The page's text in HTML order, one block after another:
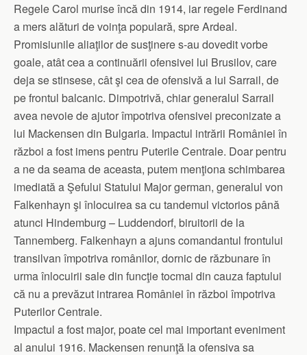
Regele Carol murise încă din 1914, iar regele Ferdinand
a mers alături de voinţa populară, spre Ardeal.
Promisiunile aliaţilor de susţinere s-au dovedit vorbe
goale, atât cea a continuării ofensivei lui Brusilov, care
deja se stinsese, cât şi cea de ofensivă a lui Sarrail, de
pe frontul balcanic. Dimpotrivă, chiar generalul Sarrail
avea nevoie de ajutor împotriva ofensivei preconizate a
lui Mackensen din Bulgaria. Impactul intrării României în
război a fost imens pentru Puterile Centrale. Doar pentru
a ne da seama de aceasta, putem menţiona schimbarea
imediată a Şefului Statului Major german, generalul von
Falkenhayn şi înlocuirea sa cu tandemul victorios până
atunci Hindemburg – Luddendorf, biruitorii de la
Tannemberg. Falkenhayn a ajuns comandantul frontului
transilvan împotriva românilor, dornic de răzbunare în
urma înlocuirii sale din funcţie tocmai din cauza faptului
că nu a prevăzut intrarea României în război împotriva
Puterilor Centrale.
Impactul a fost major, poate cel mai important eveniment
al anului 1916. Mackensen renunţă la ofensiva sa